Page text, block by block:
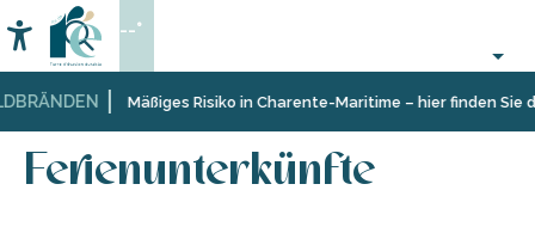
au
contenu
principal
Mäßiges Risiko in Charente-Maritime – hier finden Sie
Accessibilité
Suche
--°
Startseite AufenthaltUnterkünfteFerienunterkünfte
Ferienunterkünfte